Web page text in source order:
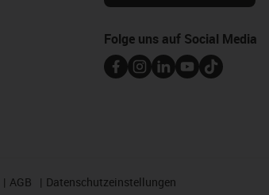
Folge uns auf Social Media
AGB Datenschutzeinstellungen